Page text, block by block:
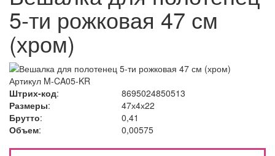
5-ти рожковая 47 см
(хром)
Артикул M-CA05-KR
Штрих-код:
8695024850513
Размеры:
47х4х22
Брутто:
0,41
Объем: 0,00575